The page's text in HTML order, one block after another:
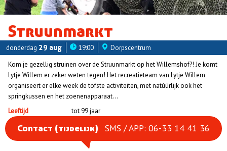
Struunmarkt
donderdag 29 aug 19:00
Dorpscentrum
Kom je gezellig struinen over de Struunmarkt op het Willemshof?! Je komt
Lytje Willem er zeker weten tegen! Het recreatieteam van Lytje Willem
organiseert er elke week de tofste activiteiten, met natúúrlijk ook het
springkussen en het zoenenapparaat...
Leeftijd
tot 99 jaar
Contact (tijdelijk) SMS / APP: 06-33 14 41 36